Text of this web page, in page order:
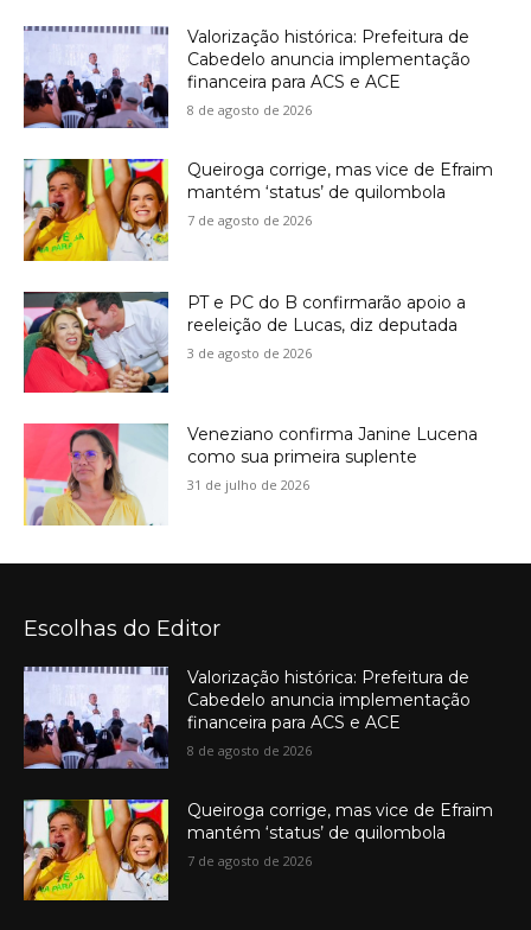
Valorização histórica: Prefeitura de
Cabedelo anuncia implementação
financeira para ACS e ACE
8 de agosto de 2026
Queiroga corrige, mas vice de Efraim
mantém ‘status’ de quilombola
7 de agosto de 2026
PT e PC do B confirmarão apoio a
reeleição de Lucas, diz deputada
3 de agosto de 2026
Veneziano confirma Janine Lucena
como sua primeira suplente
31 de julho de 2026
Escolhas do Editor
Valorização histórica: Prefeitura de
Cabedelo anuncia implementação
financeira para ACS e ACE
8 de agosto de 2026
Queiroga corrige, mas vice de Efraim
mantém ‘status’ de quilombola
7 de agosto de 2026